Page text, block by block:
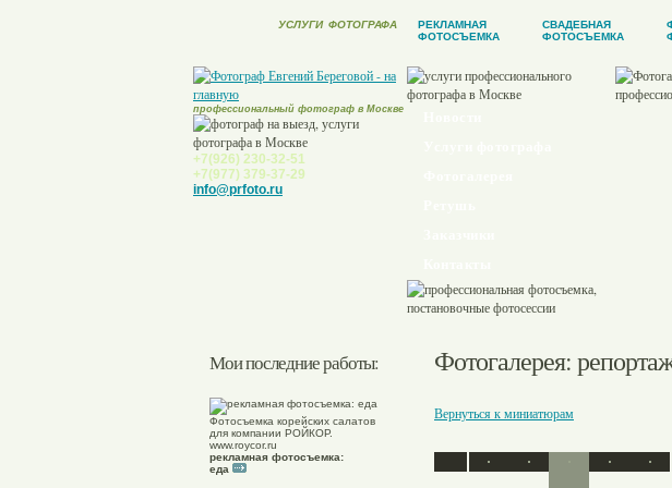
УСЛУГИ ФОТОГРАФА
РЕКЛАМНАЯ
ФОТОСЪЕМКА
СВАДЕБНАЯ
ФОТОСЪЕМКА
профессиональный фотограф в Москве
+7(926) 230-32-51
+7(977) 379-37-29
info@prfoto.ru
Мои последние работы:
Фотосъемка корейских салатов
для компании РОЙКОР.
www.roycor.ru
рекламная фотосъемка:
еда
Фотогалерея:
Вернуться к миниатюрам